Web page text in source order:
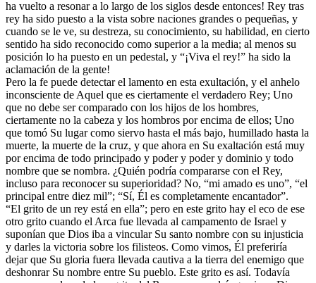
ha vuelto a resonar a lo largo de los siglos desde entonces! Rey tras
rey ha sido puesto a la vista sobre naciones grandes o pequeñas, y
cuando se le ve, su destreza, su conocimiento, su habilidad, en cierto
sentido ha sido reconocido como superior a la media; al menos su
posición lo ha puesto en un pedestal, y “¡Viva el rey!” ha sido la
aclamación de la gente!
Pero la fe puede detectar el lamento en esta exultación, y el anhelo
inconsciente de Aquel que es ciertamente el verdadero Rey; Uno
que no debe ser comparado con los hijos de los hombres,
ciertamente no la cabeza y los hombros por encima de ellos; Uno
que tomó Su lugar como siervo hasta el más bajo, humillado hasta la
muerte, la muerte de la cruz, y que ahora en Su exaltación está muy
por encima de todo principado y poder y poder y dominio y todo
nombre que se nombra. ¿Quién podría compararse con el Rey,
incluso para reconocer su superioridad? No, “mi amado es uno”, “el
principal entre diez mil”; “Sí, Él es completamente encantador”.
“El grito de un rey está en ella”; pero en este grito hay el eco de ese
otro grito cuando el Arca fue llevada al campamento de Israel y
suponían que Dios iba a vincular Su santo nombre con su injusticia
y darles la victoria sobre los filisteos. Como vimos, Él preferiría
dejar que Su gloria fuera llevada cautiva a la tierra del enemigo que
deshonrar Su nombre entre Su pueblo. Este grito es así. Todavía